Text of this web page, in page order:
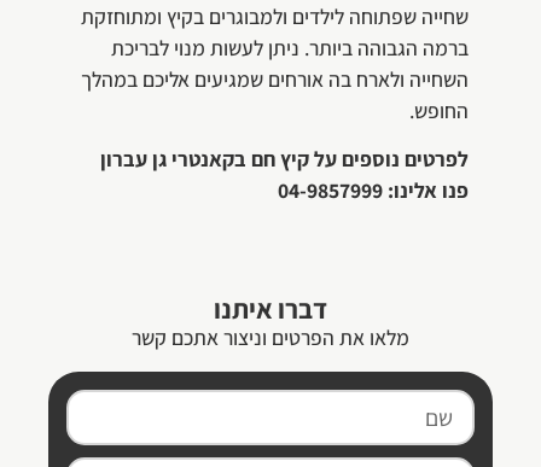
שחייה שפתוחה לילדים ולמבוגרים בקיץ ומתוחזקת
ברמה הגבוהה ביותר. ניתן לעשות מנוי לבריכת
השחייה ולארח בה אורחים שמגיעים אליכם במהלך
החופש.
לפרטים נוספים על קיץ חם בקאנטרי גן עברון
פנו אלינו: 04-9857999
דברו איתנו
מלאו את הפרטים וניצור אתכם קשר